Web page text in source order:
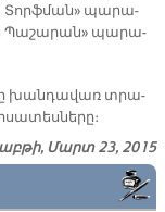
Տորֆ­ման» պա­րա­
Պա­շա­րան» պա­րա­
խան­դա­վառ տրա­
Մարտ 23, 2015